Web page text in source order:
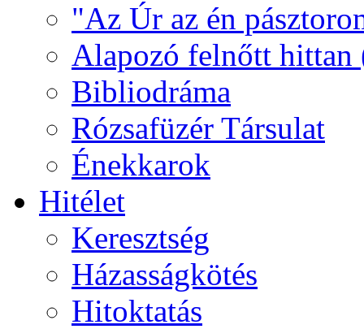
"Az Úr az én
Alapozó felnőtt hittan
Bibliodráma
Rózsafüzér Társulat
Énekkarok
Hitélet
Keresztség
Házasságkötés
Hitoktatás